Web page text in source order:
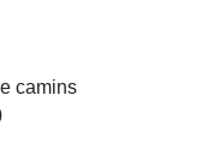
camins